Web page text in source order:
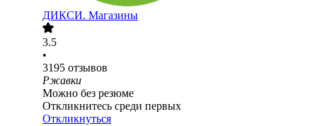
ДИКСИ. Магазины
3.5
•
3195 отзывов
Ржавки
Можно без резюме
Откликнитесь среди первых
Откликнуться